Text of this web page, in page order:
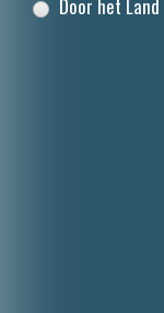
Door het Land